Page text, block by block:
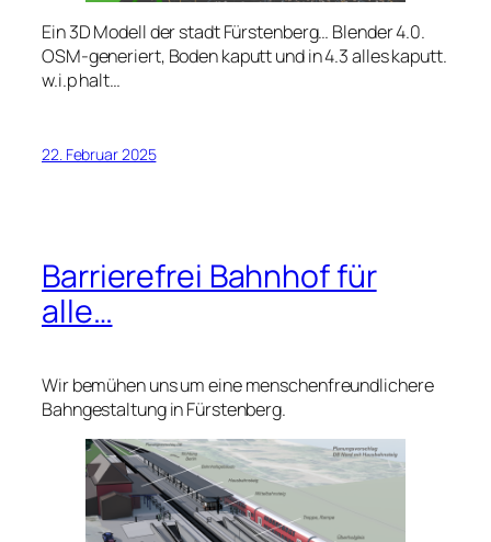
Ein 3D Modell der stadt Fürstenberg… Blender 4.0.
OSM-generiert, Boden kaputt und in 4.3 alles kaputt.
w.i.p halt…
22. Februar 2025
Barrierefrei Bahnhof für
alle…
Wir bemühen uns um eine menschenfreundlichere
Bahngestaltung in Fürstenberg.